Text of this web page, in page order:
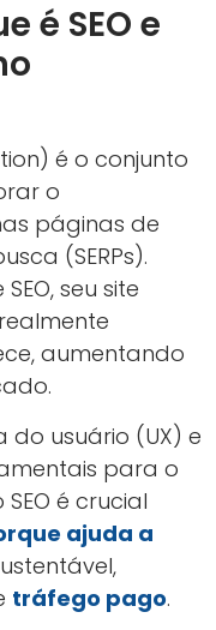
é SEO e
é o conjunto
o
páginas de
(SERPs).
seu site
aumentando
do usuário (UX) e
para o
SEO é crucial
ajuda a
tráfego pago.